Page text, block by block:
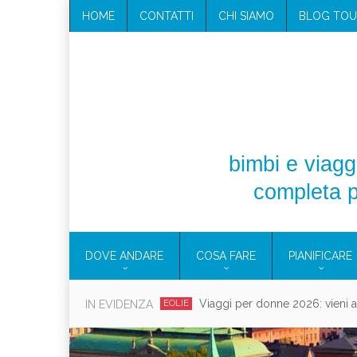
HOME CONTATTI CHI SIAMO BLOG
bimbi e
completa
DOVE ANDARE COSA FARE PIANIFICARE
IN EVIDENZA EOLIE Viaggi per donne 2026: vieni
CAMPEGGIO